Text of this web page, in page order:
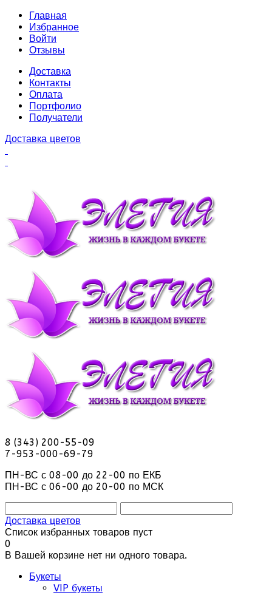
Главная
Избранное
Войти
Отзывы
Доставка
Контакты
Оплата
Портфолио
Получатели
Доставка цветов
8 (343) 200-55-09
7-953-000-69-79
ПН-ВС с 08-00 до 22-00 по ЕКБ
ПН-ВС с 06-00 до 20-00 по МСК
Доставка цветов
Список избранных товаров пуст
0
В Вашей корзине нет ни одного товара.
Букеты
VIP букеты